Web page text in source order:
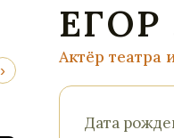
›
Актёр театра
Дата